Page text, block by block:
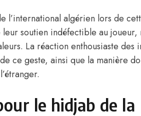
l’international algérien lors de
soutien indéfectible au joueur,
La réaction enthousiaste des
ce geste, ainsi que la manière
le hidjab de la